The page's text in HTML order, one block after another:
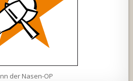
der Nasen-OP